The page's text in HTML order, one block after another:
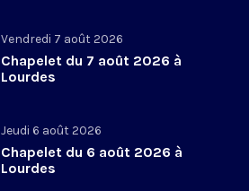
Vendredi 7 août 2026
Chapelet du 7 août 2026 à
Lourdes
Jeudi 6 août 2026
Chapelet du 6 août 2026 à
Lourdes